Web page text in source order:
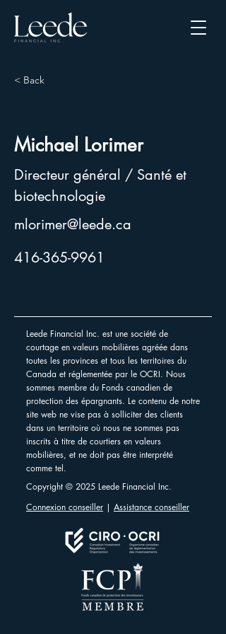
< Back
Michael Lorimer
Directeur général / Santé et
biotechnologie
mlorimer@leede.ca
416-365-9961
Leede Financial Inc. est une société de
courtage en valeurs mobilières agréée dans
toutes les provinces et tous les territoires du
Canada et réglementée par le OCRI. Nous
sommes membre du Fonds canadien de
protection des épargnants. Le contenu de notre
site web ne vise pas à solliciter des clients
dans un territoire où nous ne sommes pas
inscrits à titre de courtiers en valeurs
mobilières, et ne doit pas être interprété
comme tel.
Copyright © 2025 Leede Financial Inc.
Connexion conseiller | Assistance conseiller